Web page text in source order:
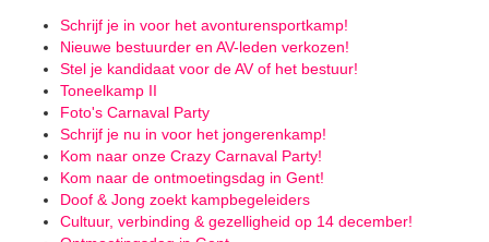
Schrijf je in voor het avonturensportkamp!
Nieuwe bestuurder en AV-leden verkozen!
Stel je kandidaat voor de AV of het bestuur!
Toneelkamp II
Foto's Carnaval Party
Schrijf je nu in voor het jongerenkamp!
Kom naar onze Crazy Carnaval Party!
Kom naar de ontmoetingsdag in Gent!
Doof & Jong zoekt kampbegeleiders
Cultuur, verbinding & gezelligheid op 14 december!